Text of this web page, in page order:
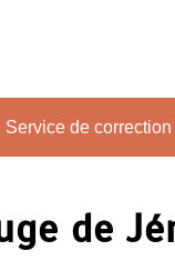
Service de
de